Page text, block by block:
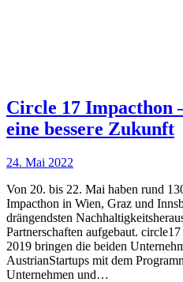
Circle 17 Impacthon
eine bessere Zukunft
24. Mai 2022
Von 20. bis 22. Mai haben rund
Impacthon in Wien, Graz und
drängendsten
Partnerschaften aufgebaut.
2019 bringen die beiden
AustrianStartups mit dem
Unternehmen und…